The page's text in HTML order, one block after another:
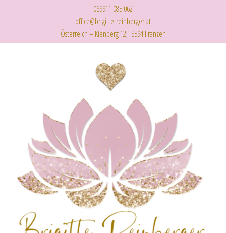
069911 085 062
office@brigitte-reinberger.at
Österreich – Kienberg 12, 3594 Franzen